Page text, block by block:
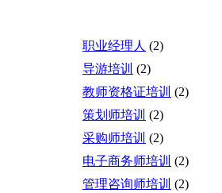
职业经理人 (2)
导游培训 (2)
教师资格证培训 (2)
策划师培训 (2)
采购师培训 (2)
电子商务师培训 (2)
管理咨询师培训 (2)